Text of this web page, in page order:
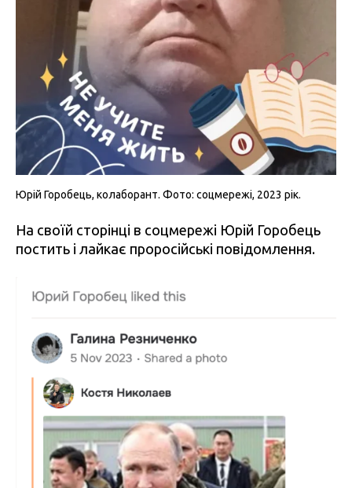
Юрій Горобець, колаборант. Фото: соцмережі, 2023 рік.
На своїй сторінці в соцмережі Юрій Горобець
постить і лайкає проросійські повідомлення.